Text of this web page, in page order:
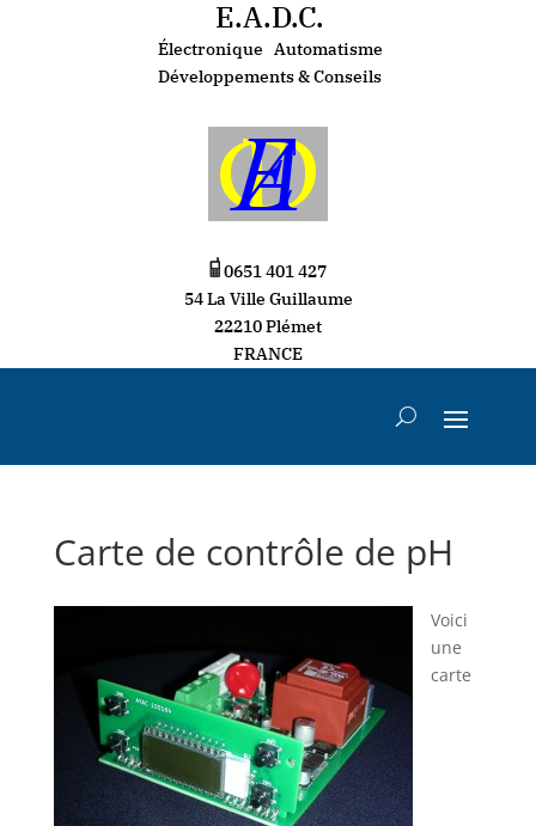
E.A.D.C.
Électronique Automatisme
Développements & Conseils
0651 401 427
54 La Ville Guillaume
22210 Plémet
FRANCE
Carte de contrôle de pH
Voici
une
carte